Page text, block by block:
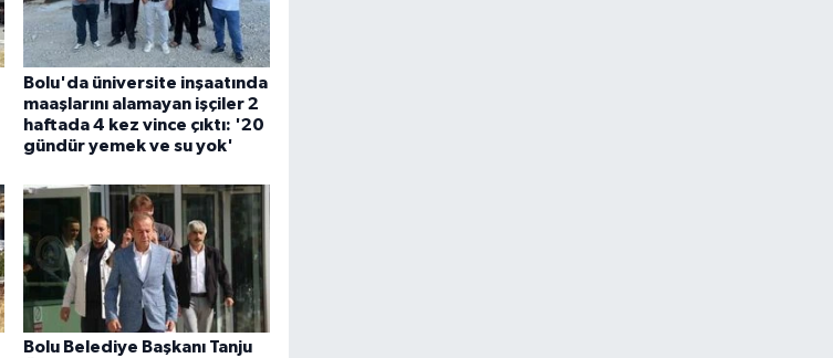
Bolu'da üniversite inşaatında
maaşlarını alamayan işçiler 2
haftada 4 kez vince çıktı: '20
gündür yemek ve su yok'
Bolu Belediye Başkanı Tanju